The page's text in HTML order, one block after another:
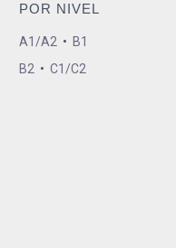
POR NIVEL
A1/A2 • B1
B2 • C1/C2